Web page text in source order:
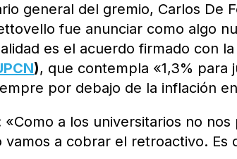
general del gremio, Carlos De
fue anunciar como algo
es el acuerdo firmado con la
), que contempla «1,3% para
por debajo de la inflación
«Como a los universitarios no
vamos a cobrar el retroactivo. Es